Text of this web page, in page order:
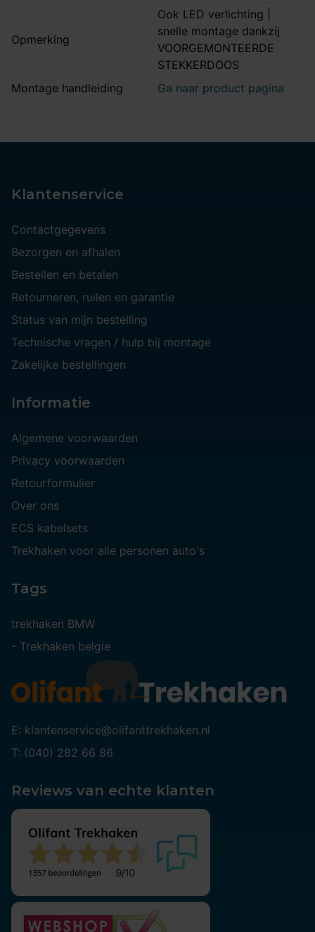
Opmerking
Ook LED verlichting |
snelle montage dankzij
VOORGEMONTEERDE
STEKKERDOOS
Montage handleiding
Ga naar product pagina
Klantenservice
Contactgegevens
Bezorgen en afhalen
Bestellen en betalen
Retourneren, ruilen en garantie
Status van mijn bestelling
Technische vragen / hulp bij montage
Zakelijke bestellingen
Informatie
Algemene voorwaarden
Privacy voorwaarden
Retourformulier
Over ons
ECS kabelsets
Trekhaken voor alle personen auto's
Tags
trekhaken BMW
- Trekhaken belgie
E: klantenservice@olifanttrekhaken.nl
T: (040) 282 66 86
Reviews van echte klanten